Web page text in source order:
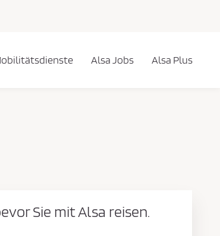
Alsa Jobs Alsa Plus
Sie mit Alsa reisen.